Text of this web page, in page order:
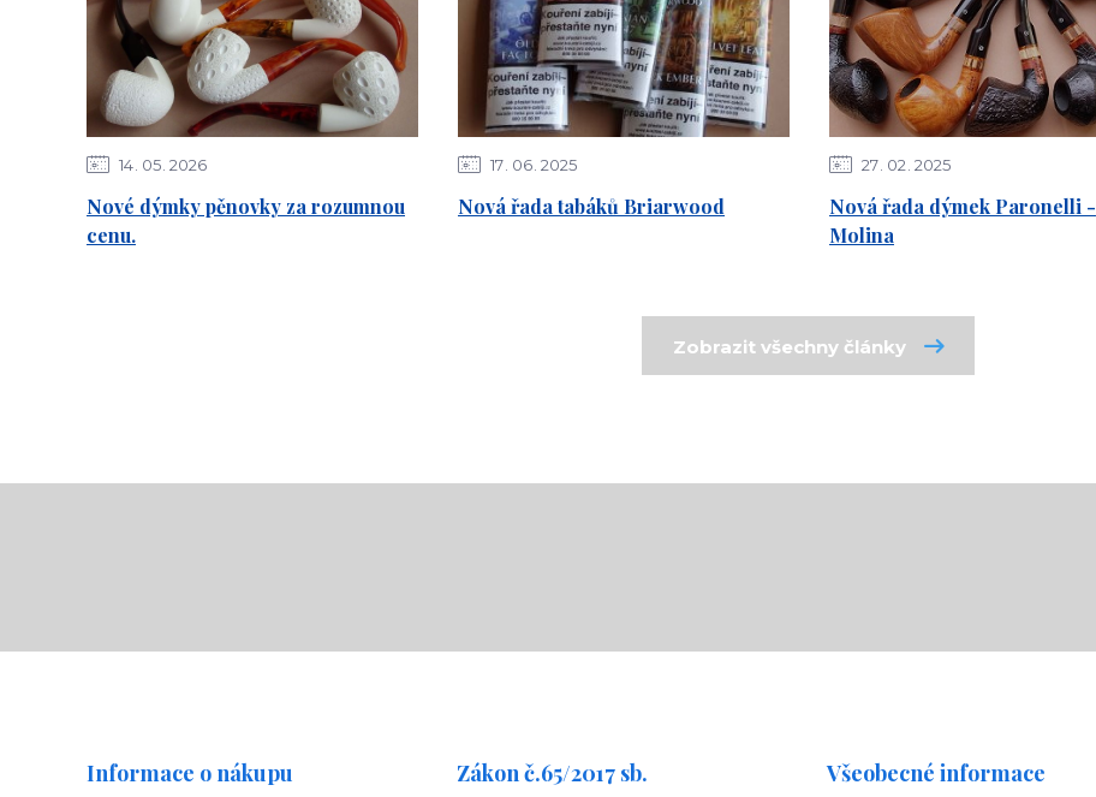
14 05 2026
Nové dýmky pěnovky za rozumnou
cenu.
17 06 2025
Nová řada tabáků Briarwood
27 02 2025
Nová řada dýmek Paronelli -
Molina
Zobrazit všechny články
Informace o nákupu Zákon č.65/2017 sb. Všeobecné informace